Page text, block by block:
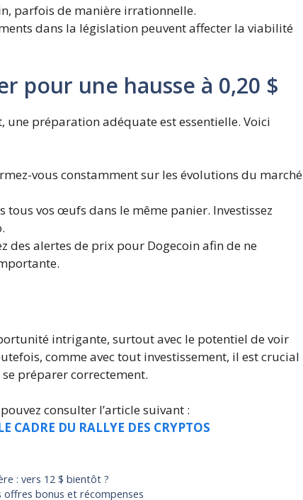
parfois de manière irrationnelle.
dans la législation peuvent affecter la viabilité
pour une hausse à 0,20 $
une préparation adéquate est essentielle. Voici
vous constamment sur les évolutions du marché
tous vos œufs dans le même panier. Investissez
des alertes de prix pour Dogecoin afin de ne
intrigante, surtout avec le potentiel de voir
comme avec tout investissement, il est crucial
préparer correctement.
consulter l’article suivant :
CADRE DU RALLYE DES CRYPTOS
: vers 12 $ bientôt ?
offres bonus et récompenses